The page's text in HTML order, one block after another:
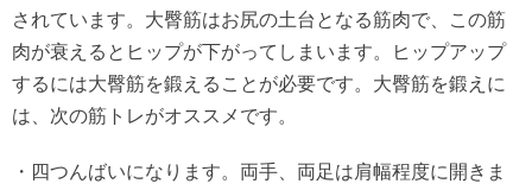
されています。大臀筋はお尻の土台となる筋肉で、この筋
肉が衰えるとヒップが下がってしまいます。ヒップアップ
するには大臀筋を鍛えることが必要です。大臀筋を鍛えに
は、次の筋トレがオススメです。
・四つんばいになります。両手、両足は肩幅程度に開きま